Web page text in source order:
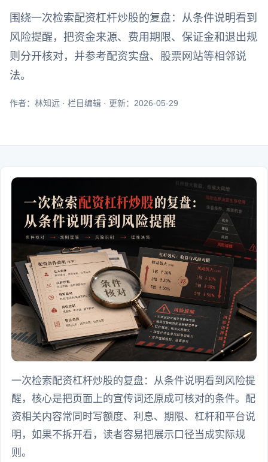
围绕一次检索配资杠杆炒股的复盘：从条件说明看到
风险提醒，把资金来源、费用期限、保证金和退出规
则分开核对，并参考配资实盘、股票网站等相邻说
法。
作者：林知远 · 栏目编辑 · 更新：2026-05-29
一次检索配资杠杆炒股的复盘：从条件说明看到风险提
醒，核心是把页面上的宣传词还原成可核对的条件。配
资相关内容常同时写额度、利息、期限、杠杆和平台说
明，如果不拆开看，读者容易把展示口径当成实际规
则。